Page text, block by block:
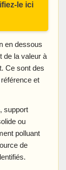
le ici
en dessous
de la valeur à
Ce sont des
et
support
ou
polluant
de